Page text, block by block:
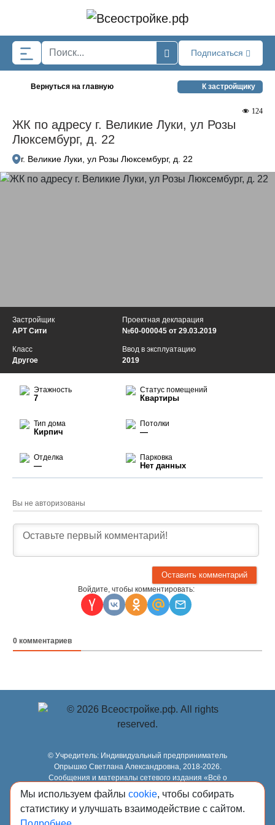
Подписаться
Вернуться на главную К застройщику
ЖК по адресу г. Великие Луки, ул Розы
Люксембург, д. 22
124
г. Великие Луки, ул Розы Люксембург, д. 22
Застройщик
АРТ Сити
Проектная декларация
№60-000045 от 29.03.2019
Ввод в эксплуатацию
2019
Класс
Другое
Этажность
7
Статус помещений
Квартиры
Тип дома
Кирпич
Потолки
—
Отделка
—
Парковка
Нет данных
Вы не авторизованы
Войдите, чтобы комментировать:
0 комментариев
© Учредитель: Индивидуальный предприниматель
Опрышко Светлана Александровна, 2018-2026.
Сообщения и материалы сетевого издания «Всё о
стройке» (зарегистрировано Федеральной службой по
надзору в сфере связи, информационных технологий и
массовых коммуникаций (Роскомнадзор) 13.03.2023 за
регистрационным номером Эл № ФС77-84949)
Мы используем файлы cookie, чтобы собирать
статистику и улучшать взаимодействие с сайтом.